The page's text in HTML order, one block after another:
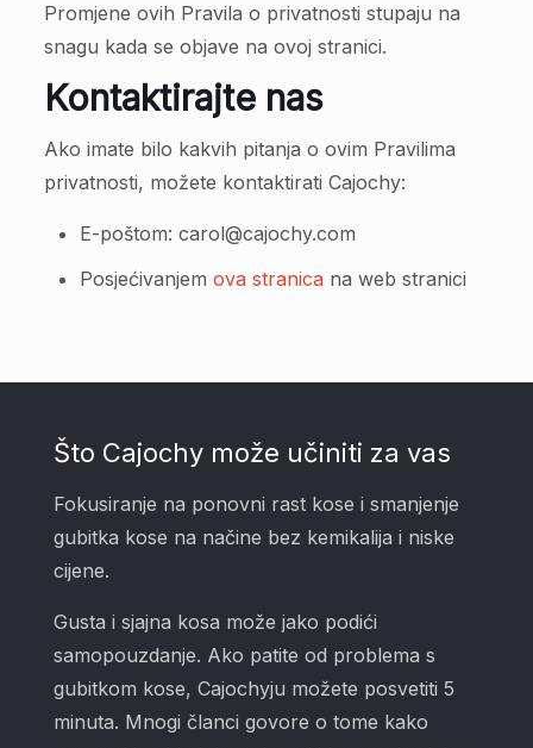
Promjene ovih Pravila o privatnosti stupaju na
snagu kada se objave na ovoj stranici.
Kontaktirajte nas
Ako imate bilo kakvih pitanja o ovim Pravilima
privatnosti, možete kontaktirati Cajochy:
E-poštom: carol@cajochy.com
Posjećivanjem ova stranica na web stranici
Što Cajochy može učiniti za vas
Fokusiranje na ponovni rast kose i smanjenje
gubitka kose na načine bez kemikalija i niske
cijene.
Gusta i sjajna kosa može jako podići
samopouzdanje. Ako patite od problema s
gubitkom kose, Cajochyju možete posvetiti 5
minuta. Mnogi članci govore o tome kako